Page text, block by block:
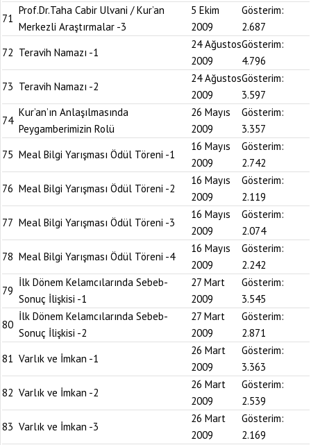
71
Prof.Dr.Taha Cabir Ulvani / Kur’an
Merkezli Araştırmalar -3
5 Ekim
2009
Gösterim:
2.687
72 Teravih Namazı -1
24 Ağustos
2009
Gösterim:
4.796
73 Teravih Namazı -2
24 Ağustos
2009
Gösterim:
3.597
74
Kur’an’ın Anlaşılmasında
Peygamberimizin Rolü
26 Mayıs
2009
Gösterim:
3.357
75 Meal Bilgi Yarışması Ödül Töreni -1
16 Mayıs
2009
Gösterim:
2.742
76 Meal Bilgi Yarışması Ödül Töreni -2
16 Mayıs
2009
Gösterim:
2.119
77 Meal Bilgi Yarışması Ödül Töreni -3
16 Mayıs
2009
Gösterim:
2.074
78 Meal Bilgi Yarışması Ödül Töreni -4
16 Mayıs
2009
Gösterim:
2.242
79
İlk Dönem Kelamcılarında Sebeb-
Sonuç İlişkisi -1
27 Mart
2009
Gösterim:
3.545
80
İlk Dönem Kelamcılarında Sebeb-
Sonuç İlişkisi -2
27 Mart
2009
Gösterim:
2.871
81 Varlık ve İmkan -1
26 Mart
2009
Gösterim:
3.363
82 Varlık ve İmkan -2
26 Mart
2009
Gösterim:
2.539
83 Varlık ve İmkan -3
26 Mart
2009
Gösterim:
2.169